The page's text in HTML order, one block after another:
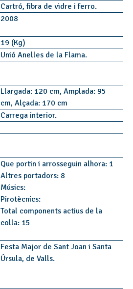
Cartró, fibra de vidre i ferro.
2008
19 (Kg)
Unió Anelles de la Flama.
Llargada: 120 cm, Amplada: 95
cm, Alçada: 170 cm
Carrega interior.
Que portin i arrosseguin alhora: 1
Altres portadors: 8
Músics:
Pirotècnics:
Total components actius de la
colla: 15
Festa Major de Sant Joan i Santa
Úrsula, de Valls.